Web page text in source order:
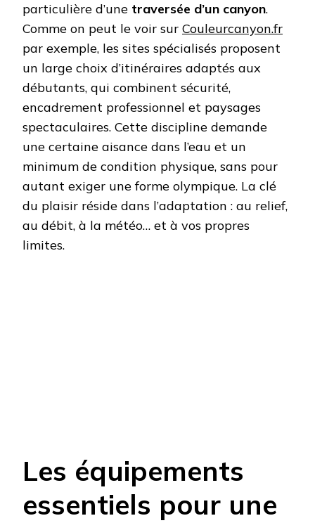
particulière d’une traversée d’un canyon.
Comme on peut le voir sur Couleurcanyon.fr
par exemple, les sites spécialisés proposent
un large choix d’itinéraires adaptés aux
débutants, qui combinent sécurité,
encadrement professionnel et paysages
spectaculaires. Cette discipline demande
une certaine aisance dans l’eau et un
minimum de condition physique, sans pour
autant exiger une forme olympique. La clé
du plaisir réside dans l’adaptation : au relief,
au débit, à la météo… et à vos propres
limites.
Les équipements
essentiels pour une